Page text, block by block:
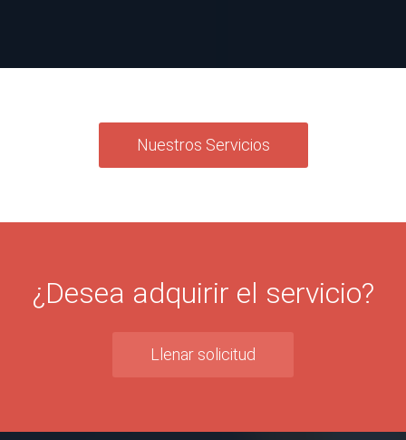
Nuestros Servicios
¿Desea adquirir el servicio?
Llenar solicitud